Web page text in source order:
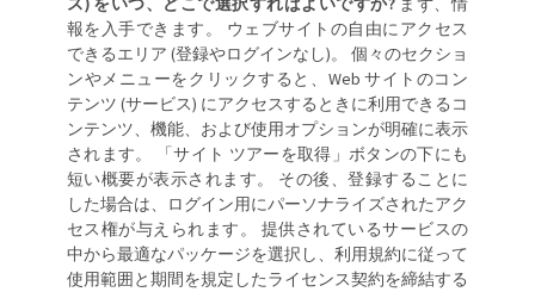
報を入手できます。 ウェブサイトの自由にアクセス
できるエリア (登録やログインなし)。 個々のセクショ
ンやメニューをクリックすると、Web サイトのコン
テンツ (サービス) にアクセスするときに利用できるコ
ンテンツ、機能、および使用オプションが明確に表示
されます。 「サイト ツアーを取得」ボタンの下にも
短い概要が表示されます。 その後、登録することに
した場合は、ログイン用にパーソナライズされたアク
セス権が与えられます。 提供されているサービスの
中から最適なパッケージを選択し、利用規約に従って
使用範囲と期間を規定したライセンス契約を締結する